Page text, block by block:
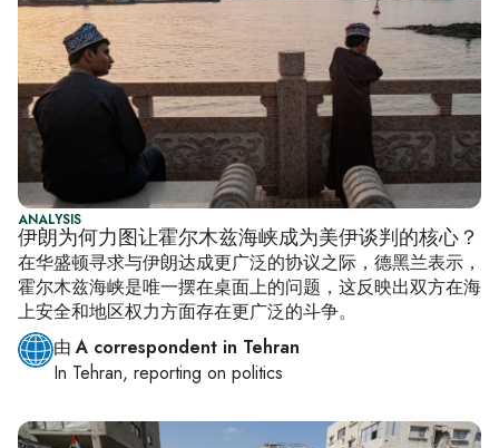
ANALYSIS
伊朗为何力图让霍尔木兹海峡成为美伊谈判的核心？
在华盛顿寻求与伊朗达成更广泛的协议之际，德黑兰表示，
霍尔木兹海峡是唯一摆在桌面上的问题，这反映出双方在海
上安全和地区权力方面存在更广泛的斗争。
由 A correspondent in Tehran
In Tehran, reporting on politics